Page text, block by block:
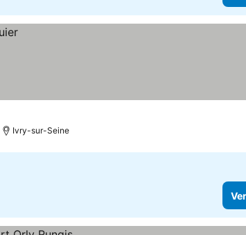
Ivry-sur-Seine